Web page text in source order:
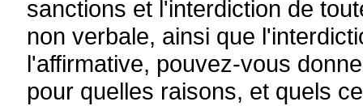
sanctions et l'interdiction de
non verbale, ainsi que
l'affirmative, pouvez-vous
pour quelles raisons, et quels